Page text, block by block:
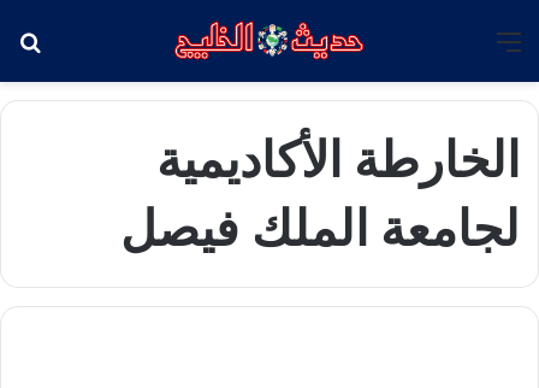
الخارطة الأكاديمية
لجامعة الملك فيصل